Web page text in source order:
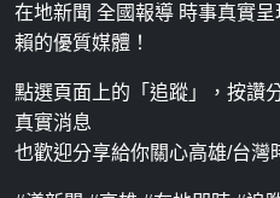
在地新聞 全國報導 時事真實
賴的優質媒體！
點選頁面上的「追蹤」，按讚
真實消息
也歡迎分享給你關心高雄/台灣